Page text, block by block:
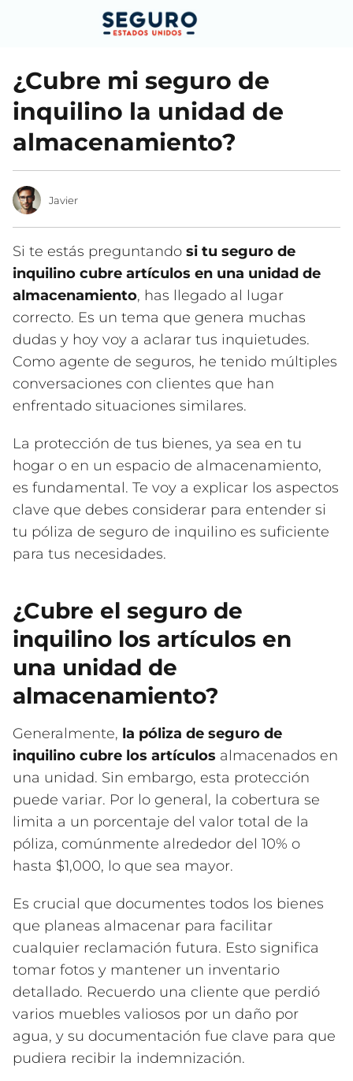
¿Cubre mi seguro de
inquilino la unidad de
almacenamiento?
Javier
Si te estás preguntando si tu seguro de
inquilino cubre artículos en una unidad de
almacenamiento, has llegado al lugar
correcto. Es un tema que genera muchas
dudas y hoy voy a aclarar tus inquietudes.
Como agente de seguros, he tenido múltiples
conversaciones con clientes que han
enfrentado situaciones similares.
La protección de tus bienes, ya sea en tu
hogar o en un espacio de almacenamiento,
es fundamental. Te voy a explicar los aspectos
clave que debes considerar para entender si
tu póliza de seguro de inquilino es suficiente
para tus necesidades.
¿Cubre el seguro de
inquilino los artículos en
una unidad de
almacenamiento?
Generalmente, la póliza de seguro de
inquilino cubre los artículos almacenados en
una unidad. Sin embargo, esta protección
puede variar. Por lo general, la cobertura se
limita a un porcentaje del valor total de la
póliza, comúnmente alrededor del 10% o
hasta $1,000, lo que sea mayor.
Es crucial que documentes todos los bienes
que planeas almacenar para facilitar
cualquier reclamación futura. Esto significa
tomar fotos y mantener un inventario
detallado. Recuerdo una cliente que perdió
varios muebles valiosos por un daño por
agua, y su documentación fue clave para que
pudiera recibir la indemnización.